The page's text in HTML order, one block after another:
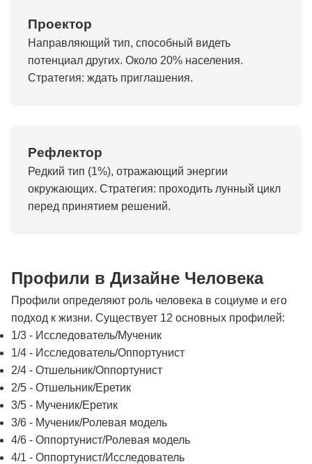
Проектор
Направляющий тип, способный видеть
потенциал других. Около 20% населения.
Стратегия: ждать приглашения.
Рефлектор
Редкий тип (1%), отражающий энергии
окружающих. Стратегия: проходить лунный цикл
перед принятием решений.
Профили в Дизайне Человека
Профили определяют роль человека в социуме и его
подход к жизни. Существует 12 основных профилей:
1/3 - Исследователь/Мученик
1/4 - Исследователь/Оппортунист
2/4 - Отшельник/Оппортунист
2/5 - Отшельник/Еретик
3/5 - Мученик/Еретик
3/6 - Мученик/Ролевая модель
4/6 - Оппортунист/Ролевая модель
4/1 - Оппортунист/Исследователь